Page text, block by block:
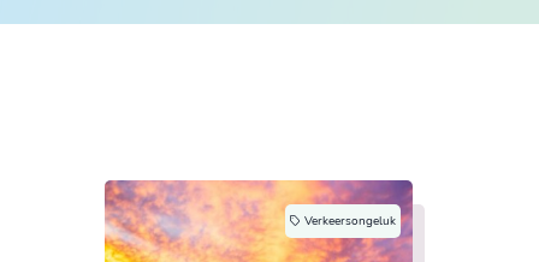
Verkeersongeluk